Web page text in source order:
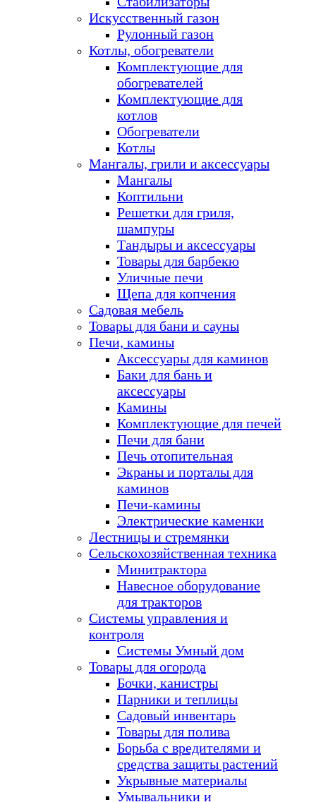
Искусственный газон
Рулонный газон
Котлы, обогреватели
Комплектующие для
обогревателей
Комплектующие для
котлов
Обогреватели
Котлы
Мангалы, грили и аксессуары
Мангалы
Коптильни
Решетки для гриля,
шампуры
Тандыры и аксессуары
Товары для барбекю
Уличные печи
Щепа для копчения
Садовая мебель
Товары для бани и сауны
Печи, камины
Аксессуары для каминов
Баки для бань и
аксессуары
Камины
Комплектующие для печей
Печи для бани
Печь отопительная
Экраны и порталы для
каминов
Печи-камины
Электрические каменки
Лестницы и стремянки
Сельскохозяйственная техника
Минитрактора
Навесное оборудование
для тракторов
Системы управления и
контроля
Системы Умный дом
Товары для огорода
Бочки, канистры
Парники и теплицы
Садовый инвентарь
Товары для полива
Борьба с вредителями и
средства защиты растений
Укрывные материалы
Умывальники и